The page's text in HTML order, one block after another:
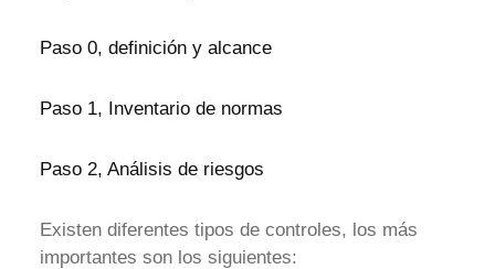
Paso 0, definición y alcance
Paso 1, Inventario de normas
Paso 2, Análisis de riesgos
Existen diferentes tipos de controles, los más
importantes son los siguientes: